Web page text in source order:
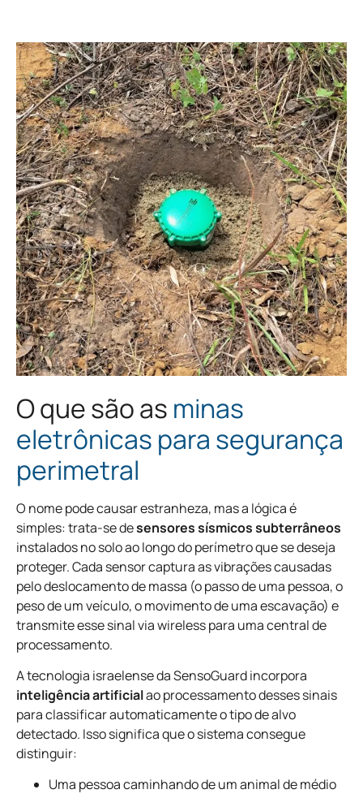
O que são as minas
eletrônicas para segurança
perimetral
O nome pode causar estranheza, mas a lógica é
simples: trata-se desensores sísmicos subterrâneos
instalados no solo ao longo do perímetro que se deseja
proteger. Cada sensor captura as vibrações causadas
pelo deslocamento de massa (o passo de uma pessoa, o
peso de um veículo, o movimento de uma escavação) e
transmite esse sinal via wireless para uma central de
processamento.
A tecnologia israelense da SensoGuard incorpora
inteligência artificialao processamento desses sinais
para classificar automaticamente o tipo de alvo
detectado. Isso significa que o sistema consegue
distinguir:
Uma pessoa caminhando de um animal de médio